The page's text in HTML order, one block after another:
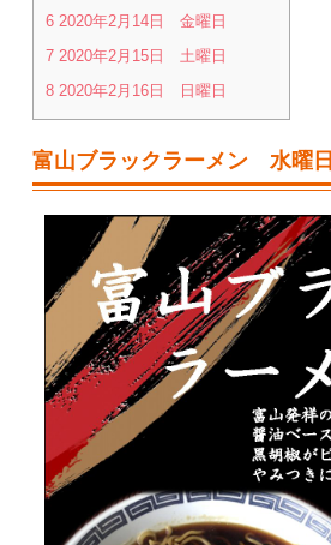
6 2020年2月14日 金曜日
7 2020年2月15日 土曜日
8 2020年2月16日 日曜日
富山ブラックラーメン 水曜日